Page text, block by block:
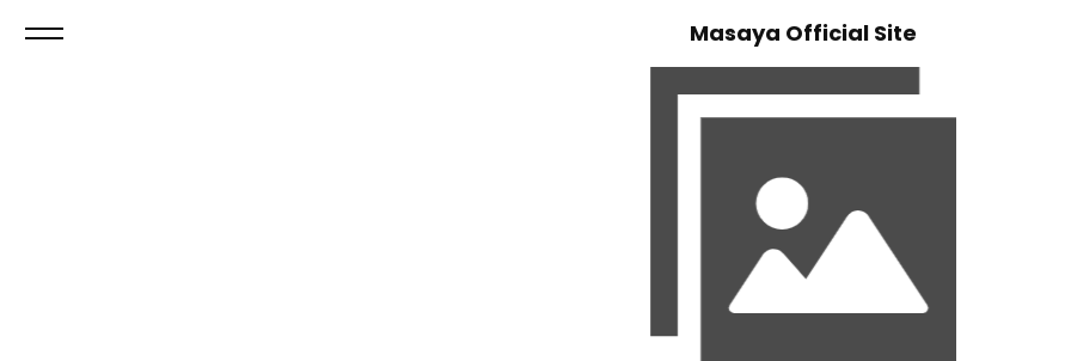
Masaya Official Site